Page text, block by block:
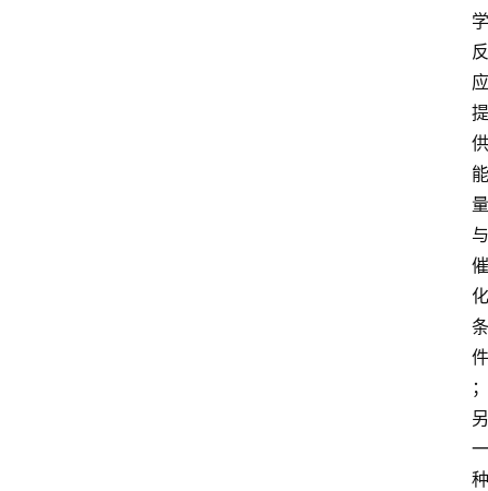
学
反
应
提
供
能
量
与
催
化
条
件
；
另
一
种